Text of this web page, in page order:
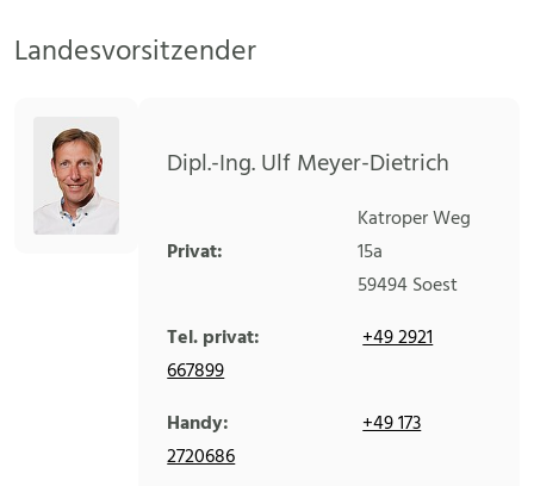
Landesvorsitzender
Dipl.-Ing. Ulf Meyer-Dietrich
Privat:
Katroper Weg
15a
59494Soest
Tel. privat:
+49 2921
667899
Handy:
+49 173
2720686